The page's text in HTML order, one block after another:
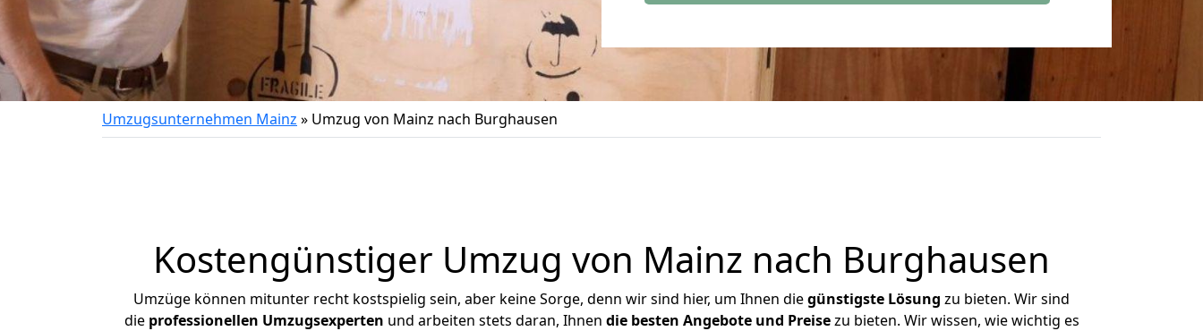
Umzugsunternehmen Mainz » Umzug von Mainz nach Burghausen
Kostengünstiger Umzug von Mainz nach Burghausen
Umzüge können mitunter recht kostspielig sein, aber keine Sorge, denn wir sind hier, um Ihnen diegünstigste Lösung zu bieten. Wir sind
die professionellen Umzugsexperten und arbeiten stets daran, Ihnen die besten Angebote und Preisezu bieten. Wir wissen, wie wichtig es